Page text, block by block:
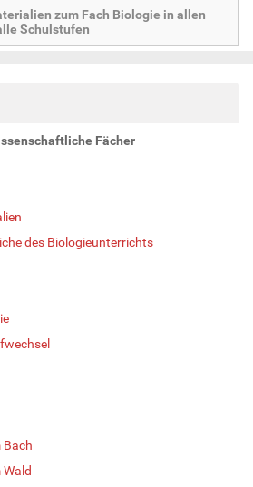
zum Fach Biologie in allen
Schulstufen
Fächer
des Biologieunterrichts
Bach